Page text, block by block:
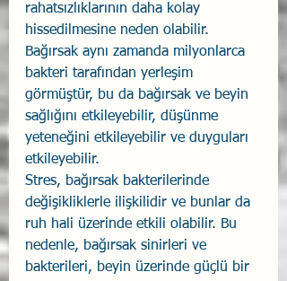
rahatsızlıklarının daha kolay
hissedilmesine neden olabilir.
Bağırsak aynı zamanda milyonlarca
bakteri tarafından yerleşim
görmüştür, bu da bağırsak ve beyin
sağlığını etkileyebilir, düşünme
yeteneğini etkileyebilir ve duyguları
etkileyebilir.
Stres, bağırsak bakterilerinde
değişikliklerle ilişkilidir ve bunlar da
ruh hali üzerinde etkili olabilir. Bu
nedenle, bağırsak sinirleri ve
bakterileri, beyin üzerinde güçlü bir